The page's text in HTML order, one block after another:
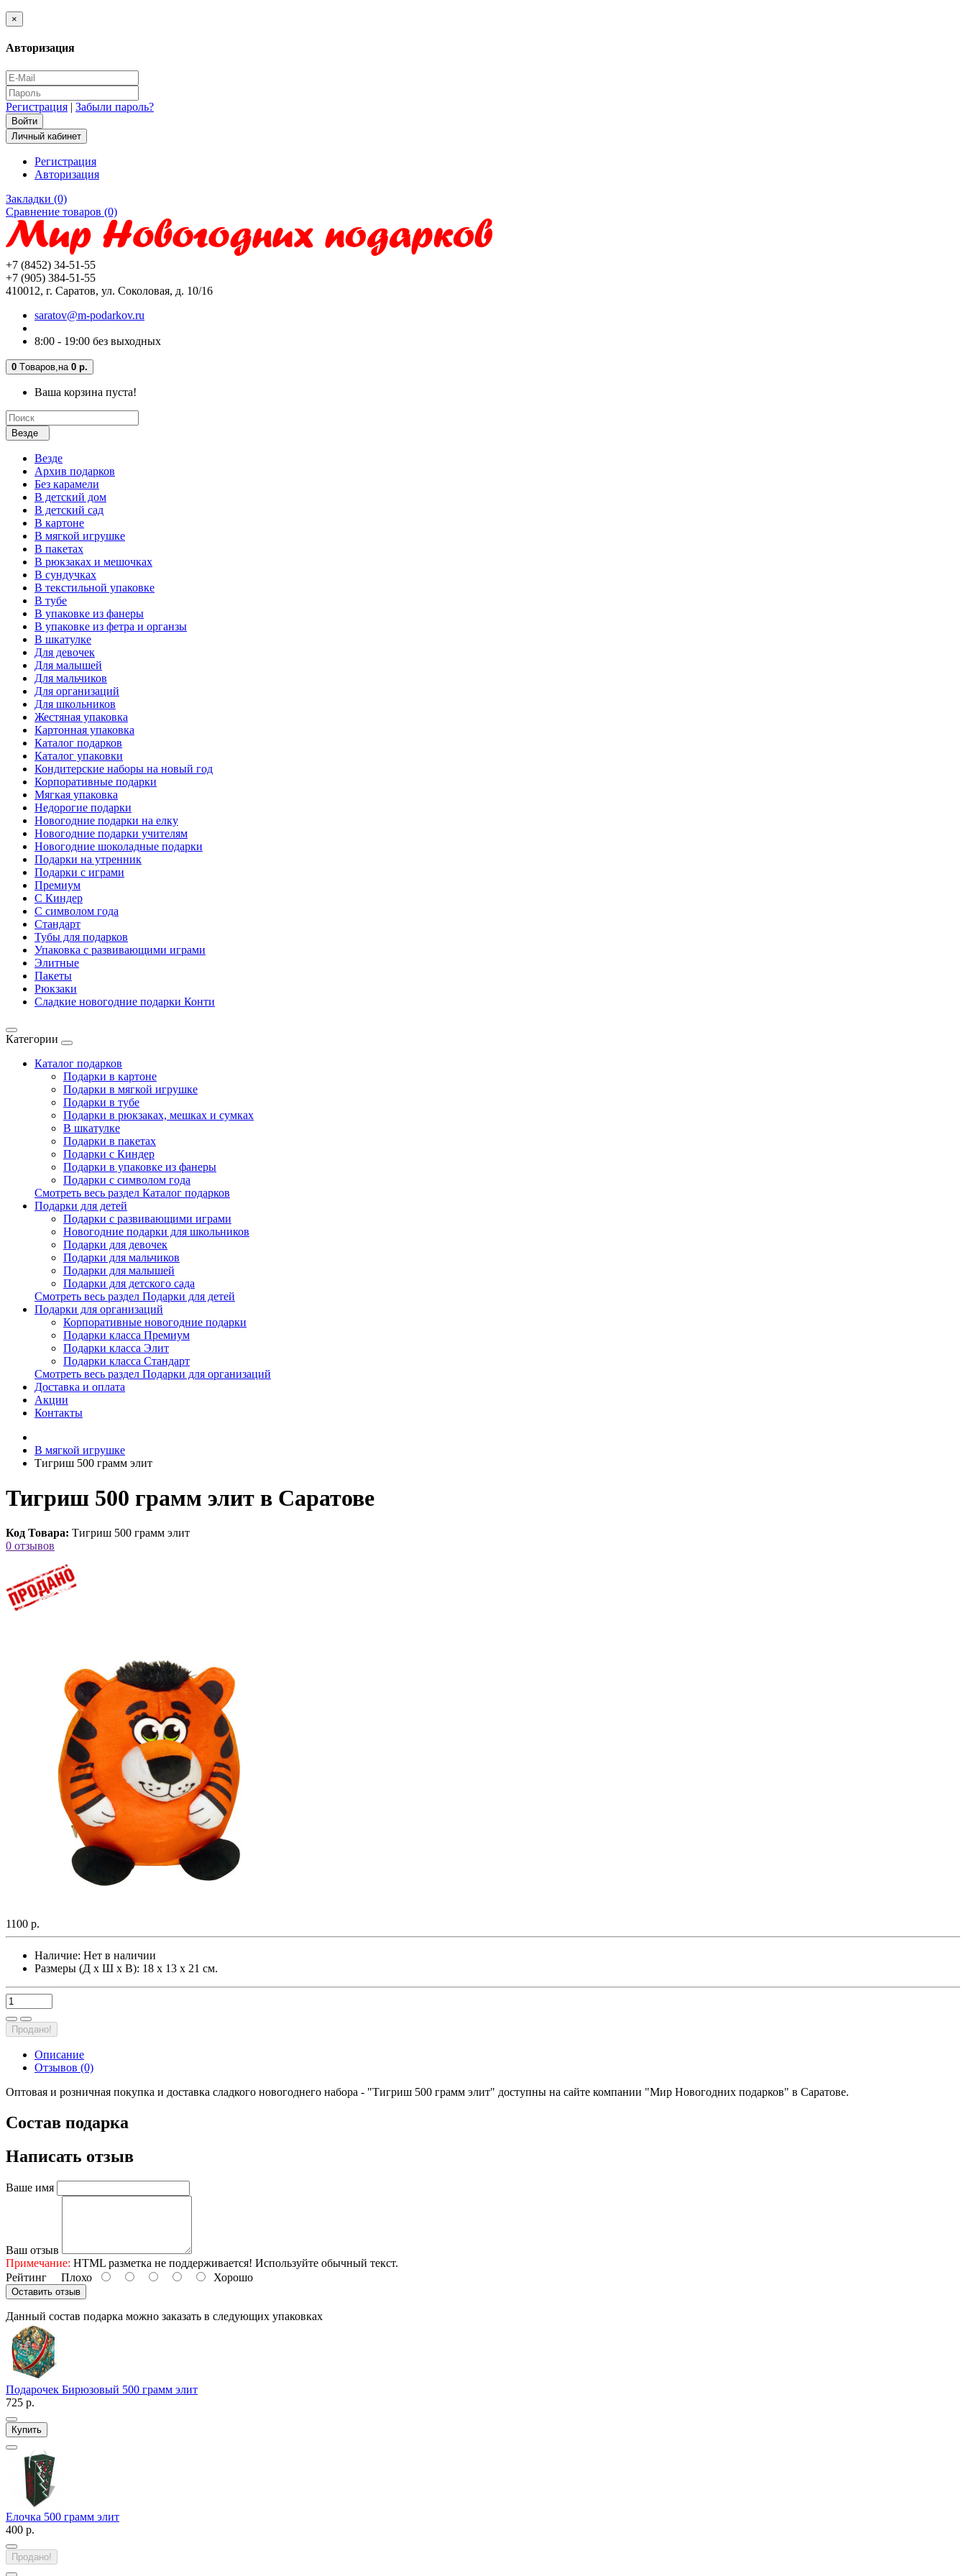
×
Авторизация
Регистрация | Забыли пароль?
Личный кабинет
Регистрация
Авторизация
Закладки (0)
Сравнение товаров (0)
+7 (8452) 34-51-55
+7 (905) 384-51-55
410012, г. Саратов, ул. Соколовая, д. 10/16
saratov@m-podarkov.ru
8:00 - 19:00 без выходных
0 Tоваров, на 0 р.
Ваша корзина пуста!
Везде
Везде
Архив подарков
Без карамели
В детский дом
В детский сад
В картоне
В мягкой игрушке
В пакетах
В рюкзаках и мешочках
В сундучках
В текстильной упаковке
В тубе
В упаковке из фанеры
В упаковке из фетра и органзы
В шкатулке
Для девочек
Для малышей
Для мальчиков
Для организаций
Для школьников
Жестяная упаковка
Картонная упаковка
Каталог подарков
Каталог упаковки
Кондитерские наборы на новый год
Корпоративные подарки
Мягкая упаковка
Недорогие подарки
Новогодние подарки на елку
Новогодние подарки учителям
Новогодние шоколадные подарки
Подарки на утренник
Подарки с играми
Премиум
С Киндер
С символом года
Стандарт
Тубы для подарков
Упаковка с развивающими играми
Элитные
Пакеты
Рюкзаки
Сладкие новогодние подарки Конти
Категории
Каталог подарков
Подарки в картоне
Подарки в мягкой игрушке
Подарки в тубе
Подарки в рюкзаках, мешках и сумках
В шкатулке
Подарки в пакетах
Подарки с Киндер
Подарки в упаковке из фанеры
Подарки с символом года
Смотреть весь раздел Каталог подарков
Подарки для детей
Подарки с развивающими играми
Новогодние подарки для школьников
Подарки для девочек
Подарки для мальчиков
Подарки для малышей
Подарки для детского сада
Смотреть весь раздел Подарки для детей
Подарки для организаций
Корпоративные новогодние подарки
Подарки класса Премиум
Подарки класса Элит
Подарки класса Стандарт
Смотреть весь раздел Подарки для организаций
Доставка и оплата
Акции
Контакты
В мягкой игрушке
Тигриш 500 грамм элит
Тигриш 500 грамм элит в Саратове
Код Товара: Тигриш 500 грамм элит
0 отзывов
1100 р.
Наличие: Нет в наличии
Размеры (Д х Ш х В): 18 х 13 х 21 см.
Продано!
Описание
Отзывов (0)
Оптовая и розничная покупка и доставка сладкого новогоднего набора - "Тигриш 500 грамм элит" доступны на сайте компании "Мир Новогодних подарков" в Саратове.
Состав подарка
Написать отзыв
Ваше имя
Ваш отзыв
Примечание: HTML разметка не поддерживается! Используйте обычный текст.
Рейтинг Плохо Хорошо
Оставить отзыв
Данный состав подарка можно заказать в следующих упаковках
Подарочек Бирюзовый 500 грамм элит
725 р.
Купить
Елочка 500 грамм элит
400 р.
Продано!